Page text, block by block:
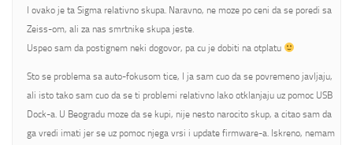
I ovako je ta Sigma relativno skupa. Naravno, ne moze po ceni da se poredi sa
Zeiss-om, ali za nas smrtnike skupa jeste.
Uspeo sam da postignem neki dogovor, pa cu je dobiti na otplatu
Sto se problema sa auto-fokusom tice, I ja sam cuo da se povremeno javljaju,
ali isto tako sam cuo da se ti problemi relativno lako otklanjaju uz pomoc USB
Dock-a. U Beogradu moze da se kupi, nije nesto narocito skup, a citao sam da
ga vredi imati jer se uz pomoc njega vrsi i update firmware-a. Iskreno, nemam